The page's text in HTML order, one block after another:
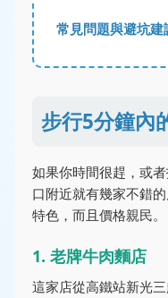
常見問題與避坑建
步行5分鐘內
如果你時間很趕，或
口附近就有幾家不錯
特色，而且價格親民。
1. 老牌牛肉麵店
這家店從高鐵站新光